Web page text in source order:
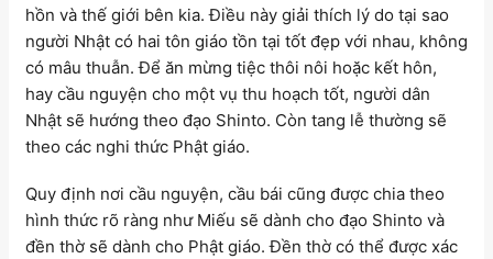
hồn và thế giới bên kia. Điều này giải thích lý do tại sao
người Nhật có hai tôn giáo tồn tại tốt đẹp với nhau, không
có mâu thuẫn. Để ăn mừng tiệc thôi nôi hoặc kết hôn,
hay cầu nguyện cho một vụ thu hoạch tốt, người dân
Nhật sẽ hướng theo đạo Shinto. Còn tang lễ thường sẽ
theo các nghi thức Phật giáo.
Quy định nơi cầu nguyện, cầu bái cũng được chia theo
hình thức rõ ràng như Miếu sẽ dành cho đạo Shinto và
đền thờ sẽ dành cho Phật giáo. Đền thờ có thể được xác